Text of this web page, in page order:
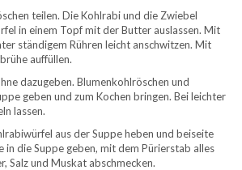
teilen. Die Kohlrabi und die Zwiebel
in einem Topf mit der Butter auslassen. Mit
ständigem Rühren leicht anschwitzen. Mit
auffüllen.
dazugeben. Blumenkohlröschen und
geben und zum Kochen bringen. Bei leichter
lassen.
aus der Suppe heben und beiseite
in die Suppe geben, mit dem Pürierstab alles
Salz und Muskat abschmecken.